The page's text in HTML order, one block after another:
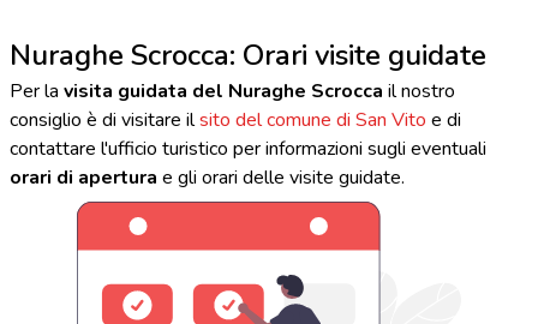
Nuraghe Scrocca: Orari visite guidate
Per la visita guidata del Nuraghe Scrocca il nostro
consiglio è di visitare ilsito del comune di San Vito e di
contattare l'ufficio turistico per informazioni sugli eventuali
orari di apertura e gli orari delle visite guidate.